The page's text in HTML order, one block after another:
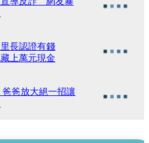
長認證有錢
上萬元現金
爸放大絕一招讓